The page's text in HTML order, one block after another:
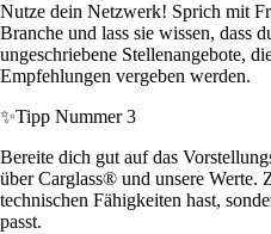
Nutze dein Netzwerk! Sprich mit
Branche und lass sie wissen, dass
ungeschriebene Stellenangebote,
Empfehlungen vergeben werden.
✨Tipp Nummer 3
Bereite dich gut auf das
über Carglass® und unsere Werte.
technischen Fähigkeiten hast,
passt.